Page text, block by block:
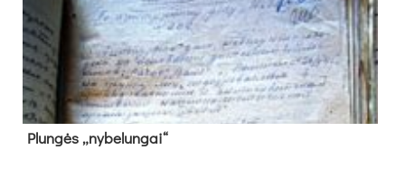
Plun­gės „ny­be­lun­gai“